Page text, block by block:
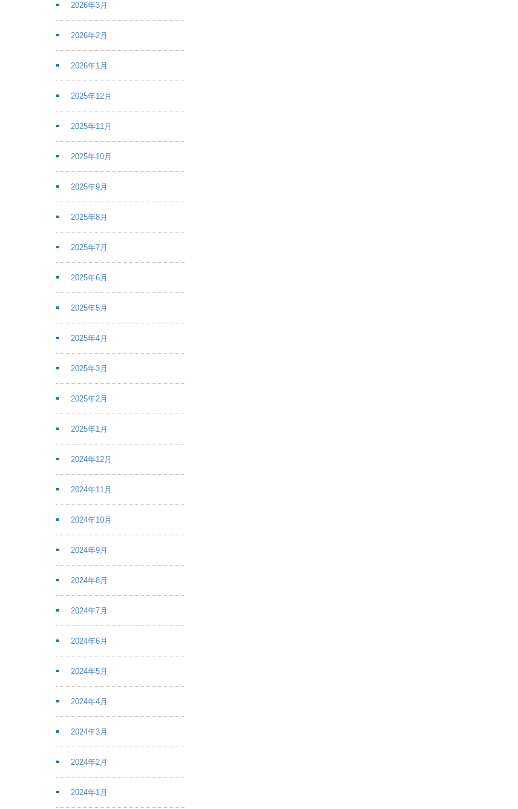
2026年3月
2026年2月
2026年1月
2025年12月
2025年11月
2025年10月
2025年9月
2025年8月
2025年7月
2025年6月
2025年5月
2025年4月
2025年3月
2025年2月
2025年1月
2024年12月
2024年11月
2024年10月
2024年9月
2024年8月
2024年7月
2024年6月
2024年5月
2024年4月
2024年3月
2024年2月
2024年1月